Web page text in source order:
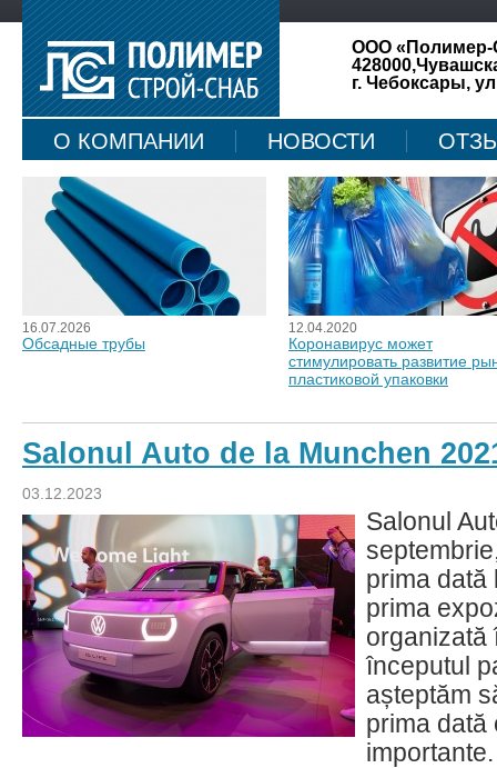
ООО «Полимер-
г. Чебоксары,
О КОМПАНИИ НОВОСТИ
КАРТА САЙТА
16.07.2026
Обсадные трубы
12.04.2020
Коронавирус может
стимулировать развитие
пластиковой упаковки
Salonul Auto de la Munchen
03.12.2023
Salonul
prima dată
prima
organizată
începutul
așteptăm
prima dată
importante.